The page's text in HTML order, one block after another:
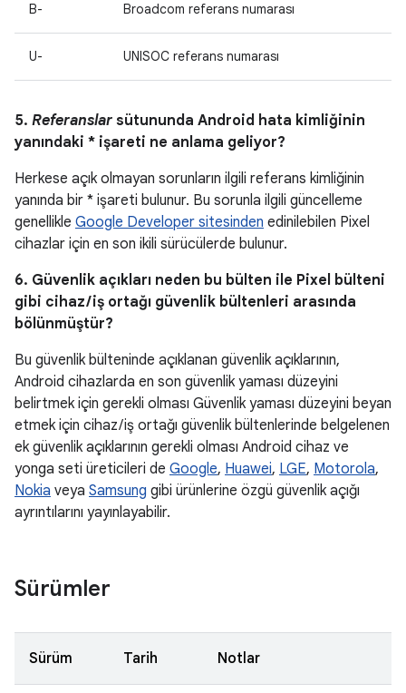
B- Broadcom referans numarası
U- UNISOC referans numarası
5. Referanslar sütununda Android hata kimliğinin
yanındaki * işareti ne anlama geliyor?
Herkese açık olmayan sorunların ilgili referans kimliğinin
yanında bir * işareti bulunur. Bu sorunla ilgili güncelleme
genellikle Google Developer sitesinden edinilebilen Pixel
cihazlar için en son ikili sürücülerde bulunur.
6. Güvenlik açıkları neden bu bülten ile Pixel bülteni
gibi cihaz / iş ortağı güvenlik bültenleri arasında
bölünmüştür?
Bu güvenlik bülteninde açıklanan güvenlik açıklarının,
Android cihazlarda en son güvenlik yaması düzeyini
belirtmek için gerekli olması Güvenlik yaması düzeyini beyan
etmek için cihaz / iş ortağı güvenlik bültenlerinde belgelenen
ek güvenlik açıklarının gerekli olması Android cihaz ve
yonga seti üreticileri de Google, Huawei, LGE, Motorola,
Nokia veya Samsung gibi ürünlerine özgü güvenlik açığı
ayrıntılarını yayınlayabilir.
Sürümler
Sürüm Tarih Notlar